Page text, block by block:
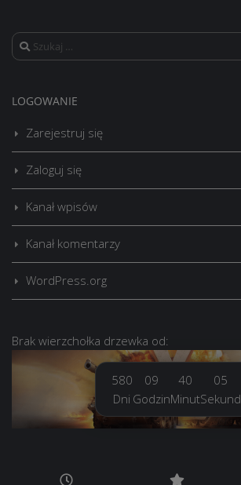
Szukaj:
LOGOWANIE
Zarejestruj się
Zaloguj się
Kanał wpisów
Kanał komentarzy
WordPress.org
Brak wierzchołka drzewka od:
580
Dni
09
Godzin
40
Minut
06
Sekund